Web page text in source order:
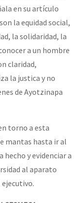
en su artículo
la equidad social,
la solidaridad, la
a un hombre
claridad,
la justica y no
de Ayotzinapa
torno a esta
mantas hasta ir al
hecho y evidenciar a
al aparato